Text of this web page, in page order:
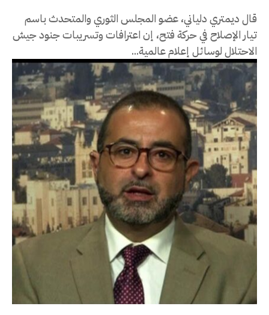
قال ديمتري دلياني، عضو المجلس الثوري والمتحدث باسم
تيار الإصلاح في حركة فتح، إن اعترافات وتسريبات جنود جيش
الاحتلال لوسائل إعلام عالمية...